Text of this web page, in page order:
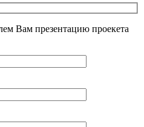
Вам презентацию проекета